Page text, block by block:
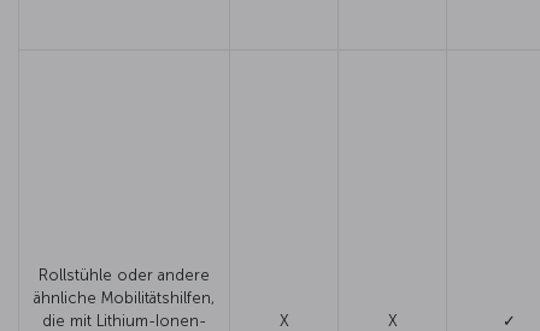
Rollstühle oder andere
ähnliche Mobilitätshilfen,
die mit Lithium-Ionen-
X X ✓